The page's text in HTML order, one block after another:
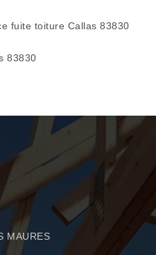
fuite toiture Callas 83830
83830
MAURES